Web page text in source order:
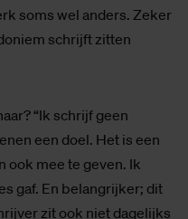
soms wel anders. Zeker
schrijft zitten
“Ik schrijf geen
een doel. Het is een
ook mee te geven. Ik
gaf. En belangrijker; dit
zit ook niet dagelijks